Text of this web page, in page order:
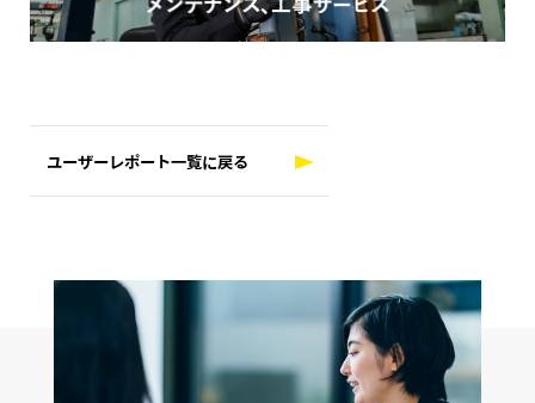
ユーザーレポート一覧に戻る